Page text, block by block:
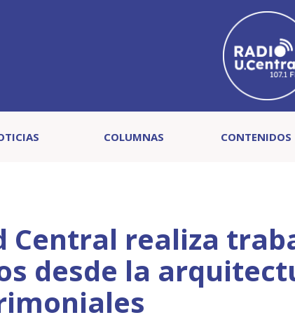
COLUMNAS CONTENIDOS
Central realiza
desde la